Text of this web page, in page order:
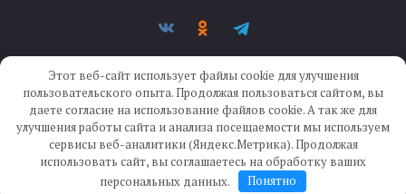
Создание сайта —IKWEB
Этот веб-сайт использует файлы cookie для улучшения
пользовательского опыта. Продолжая пользоваться сайтом, вы
даете согласие на использование файлов cookie. А так же для
улучшения работы сайта и анализа посещаемости мы используем
сервисы веб-аналитики (Яндекс.Метрика). Продолжая
использовать сайт, вы соглашаетесь на обработку ваших
персональных данных.
Понятно